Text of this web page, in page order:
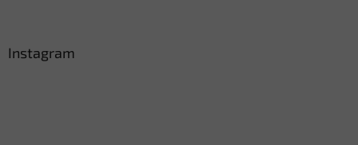
Instagram